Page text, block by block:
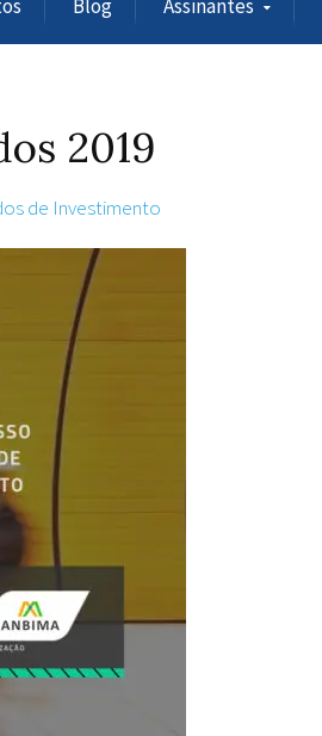
Blog Assinantes
2019
de Investimento